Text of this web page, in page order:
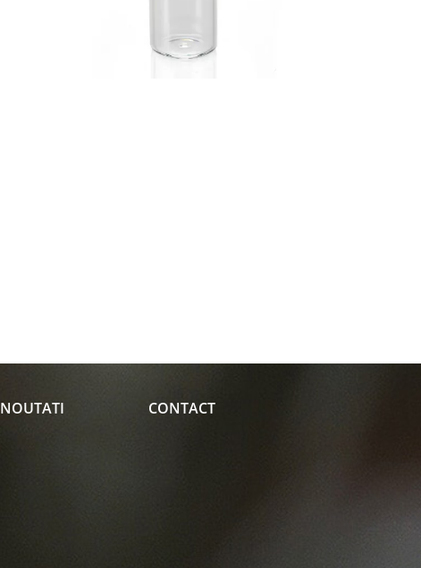
NOUTATI CONTACT